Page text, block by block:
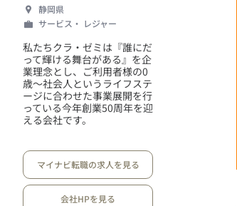
静岡県
サービス・ レジャー
私たちクラ・ゼミは『誰にだ
って輝ける舞台がある』を企
業理念とし、ご利用者様の0
歳～社会人というライフステ
ージに合わせた事業展開を行
っている今年創業50周年を迎
える会社です。
マイナビ転職の求人を見る
会社HPを見る